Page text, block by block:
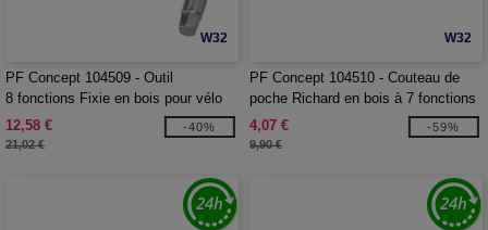
W32
PF Concept 104509 - Outil
8 fonctions Fixie en bois pour vélo
12,58 €
21,02 €
-40%
W32
PF Concept 104510 - Couteau de
poche Richard en bois à 7 fonctions
4,07 €
9,90 €
-59%